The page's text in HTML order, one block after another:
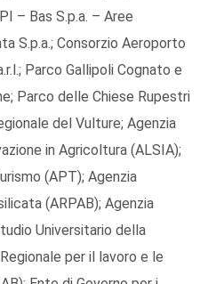
– Bas S.p.a. – Aree
S.p.a.; Consorzio Aeroporto
Parco Gallipoli Cognato e
Parco delle Chiese Rupestri
del Vulture; Agenzia
in Agricoltura (ALSIA);
(APT); Agenzia
(ARPAB); Agenzia
Universitario della
per il lavoro e le